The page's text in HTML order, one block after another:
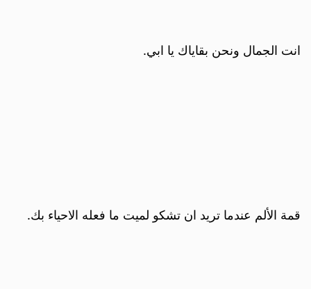
انت الجمال ونحن بقاياك يا ابي.
قمة الألم عندما تريد ان تشكو لميت ما فعله الاحياء بك.